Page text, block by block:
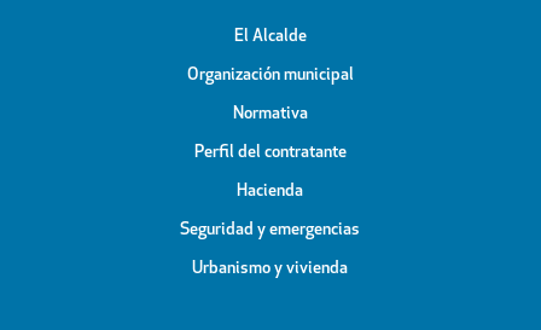
El Alcalde
Organización municipal
Normativa
Perfil del contratante
Hacienda
Seguridad y emergencias
Urbanismo y vivienda